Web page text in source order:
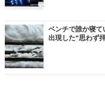
ベンチで誰か寝
出現した“思わず